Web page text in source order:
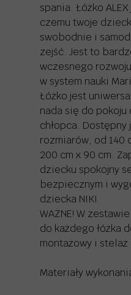
spania. Łóżko
czemu twoje
swobodnie i
zejść. Jest to
wczesnego
w system nauki
Łóżko jest
nada się do
chłopca.
rozmiarów, od 140
200 cm x 90 cm.
dziecku spokojny
bezpiecznym i
dziecka NIKI.
WAŻNE! W
do każdego łóżka
montażowy i
Materiały